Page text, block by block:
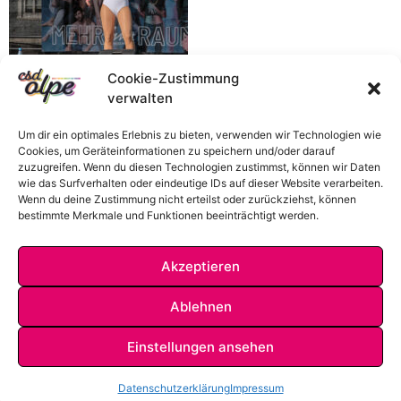
Cookie-Zustimmung
verwalten
Um dir ein optimales Erlebnis zu bieten, verwenden wir Technologien wie
Cookies, um Geräteinformationen zu speichern und/oder darauf
zuzugreifen. Wenn du diesen Technologien zustimmst, können wir Daten
wie das Surfverhalten oder eindeutige IDs auf dieser Website verarbeiten.
Wenn du deine Zustimmung nicht erteilst oder zurückziehst, können
bestimmte Merkmale und Funktionen beeinträchtigt werden.
Akzeptieren
Ablehnen
Einstellungen ansehen
DatenschutzerklärungImpressum
DATENSCHUTZKONTAKT